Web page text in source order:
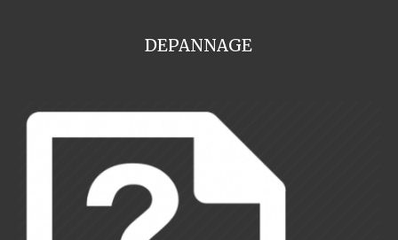
DEPANNAGE